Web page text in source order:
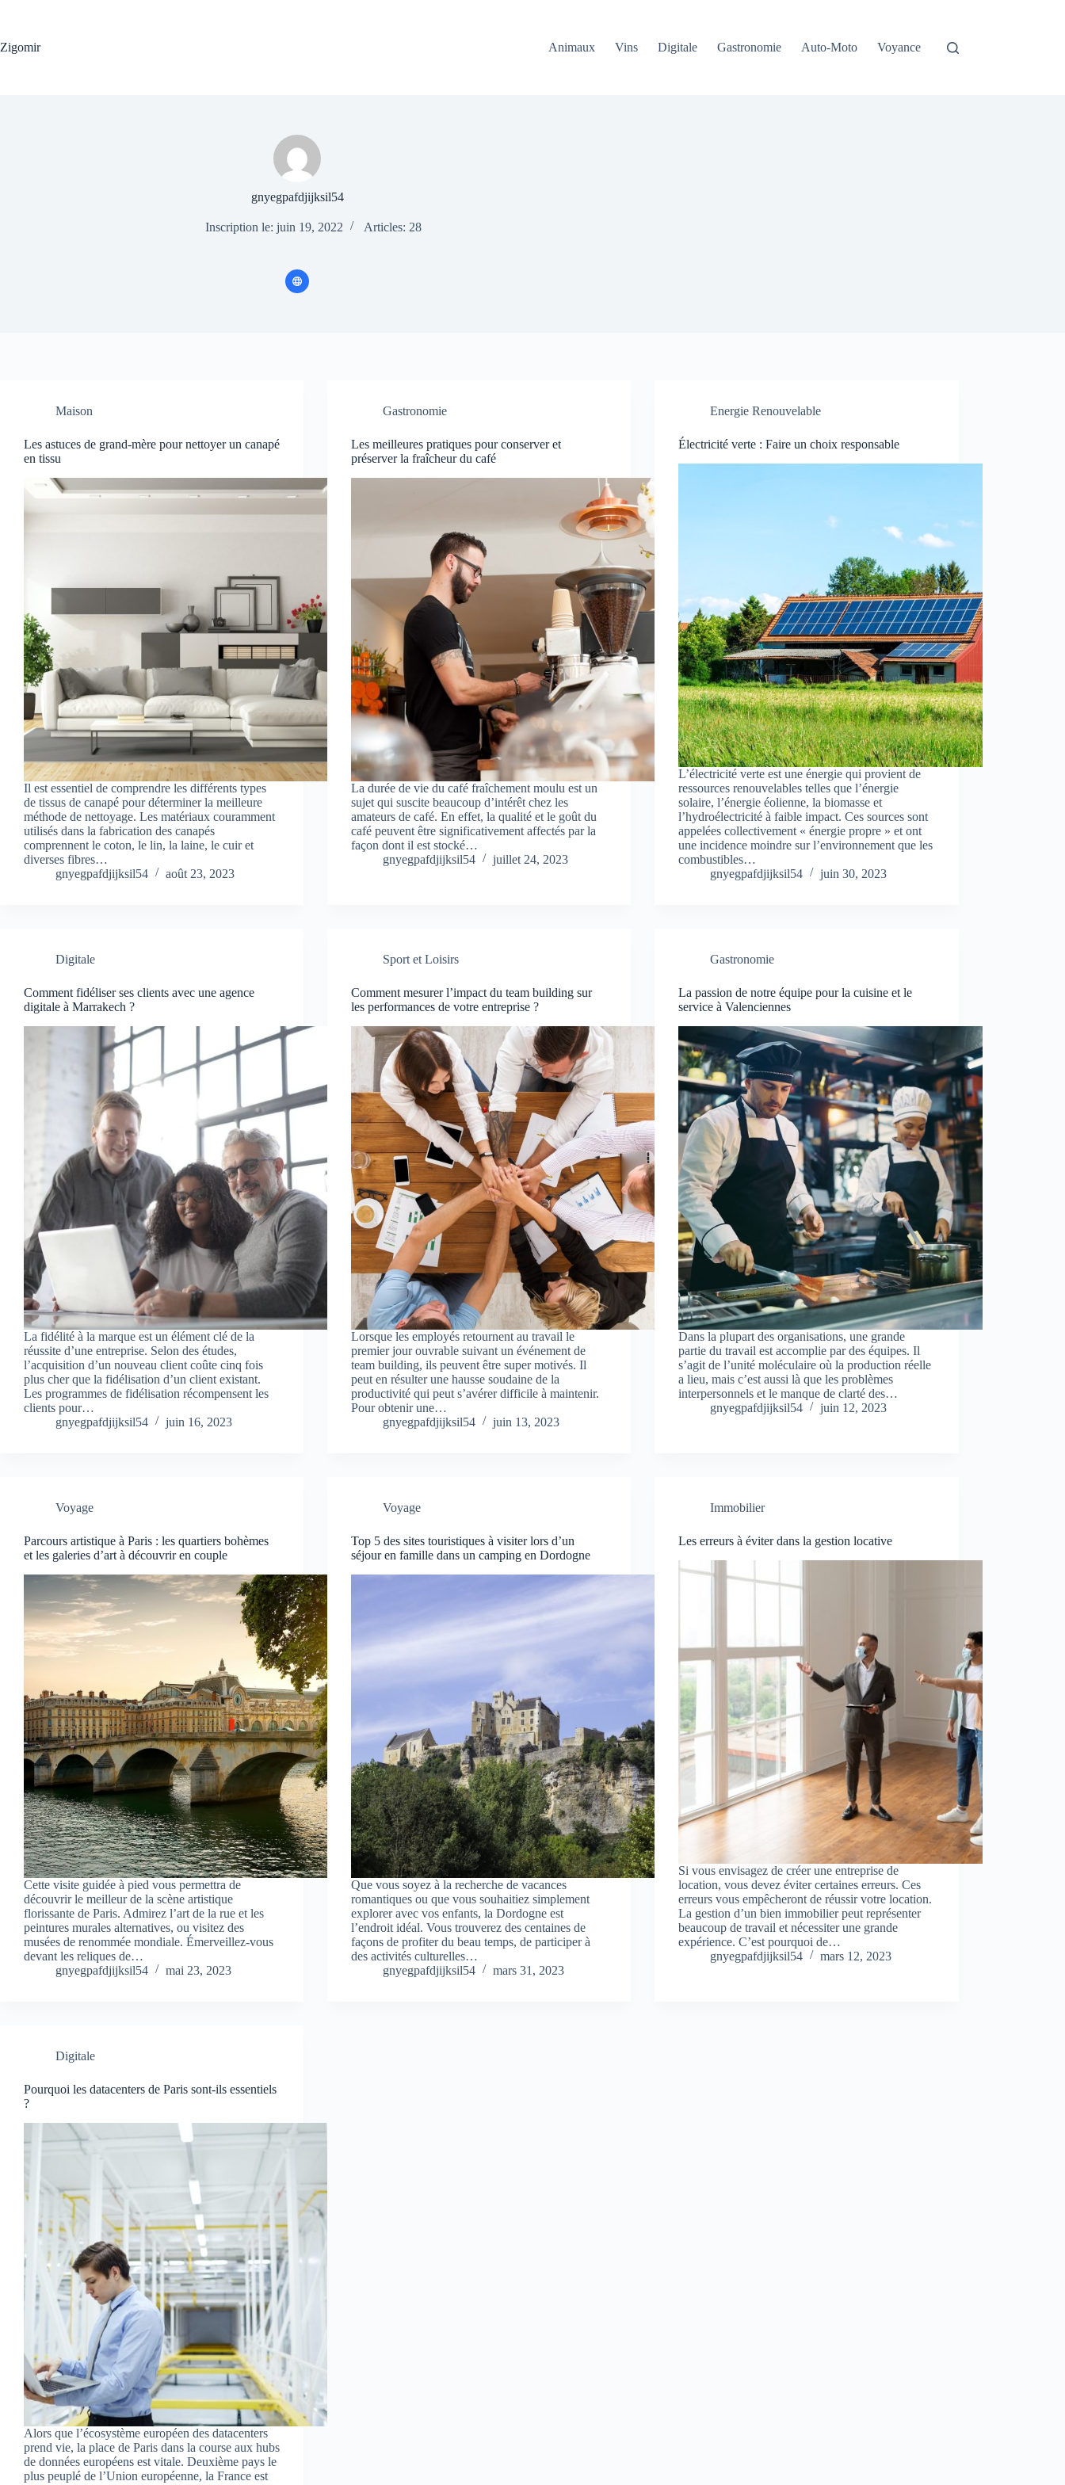
Zigomir
Animaux Vins Digitale Gastronomie Auto-Moto Voyance
gnyegpafdjijksil54
Inscription le: juin 19, 2022 Articles: 28
Maison
Les astuces de grand-mère pour nettoyer un canapé
en tissu
Il est essentiel de comprendre les différents types
de tissus de canapé pour déterminer la meilleure
méthode de nettoyage. Les matériaux couramment
utilisés dans la fabrication des canapés
comprennent le coton, le lin, la laine, le cuir et
diverses fibres…
gnyegpafdjijksil54
août 23, 2023
Gastronomie
Les meilleures pratiques pour conserver et
préserver la fraîcheur du café
La durée de vie du café fraîchement moulu est un
sujet qui suscite beaucoup d’intérêt chez les
amateurs de café. En effet, la qualité et le goût du
café peuvent être significativement affectés par la
façon dont il est stocké…
gnyegpafdjijksil54
juillet 24, 2023
Energie Renouvelable
Électricité verte : Faire un choix responsable
L’électricité verte est une énergie qui provient de
ressources renouvelables telles que l’énergie
solaire, l’énergie éolienne, la biomasse et
l’hydroélectricité à faible impact. Ces sources sont
appelées collectivement « énergie propre » et ont
une incidence moindre sur l’environnement que les
combustibles…
gnyegpafdjijksil54
juin 30, 2023
Digitale
Comment fidéliser ses clients avec une agence
digitale à Marrakech ?
La fidélité à la marque est un élément clé de la
réussite d’une entreprise. Selon des études,
l’acquisition d’un nouveau client coûte cinq fois
plus cher que la fidélisation d’un client existant.
Les programmes de fidélisation récompensent les
clients pour…
gnyegpafdjijksil54
juin 16, 2023
Sport et Loisirs
Comment mesurer l’impact du team building sur
les performances de votre entreprise ?
Lorsque les employés retournent au travail le
premier jour ouvrable suivant un événement de
team building, ils peuvent être super motivés. Il
peut en résulter une hausse soudaine de la
productivité qui peut s’avérer difficile à maintenir.
Pour obtenir une…
gnyegpafdjijksil54
juin 13, 2023
Gastronomie
La passion de notre équipe pour la cuisine et le
service à Valenciennes
Dans la plupart des organisations, une grande
partie du travail est accomplie par des équipes. Il
s’agit de l’unité moléculaire où la production réelle
a lieu, mais c’est aussi là que les problèmes
interpersonnels et le manque de clarté des…
gnyegpafdjijksil54
juin 12, 2023
Voyage
Parcours artistique à Paris : les quartiers bohèmes
et les galeries d’art à découvrir en couple
Cette visite guidée à pied vous permettra de
découvrir le meilleur de la scène artistique
florissante de Paris. Admirez l’art de la rue et les
peintures murales alternatives, ou visitez des
musées de renommée mondiale. Émerveillez-vous
devant les reliques de…
gnyegpafdjijksil54
mai 23, 2023
Voyage
Top 5 des sites touristiques à visiter lors d’un
séjour en famille dans un camping en Dordogne
Que vous soyez à la recherche de vacances
romantiques ou que vous souhaitiez simplement
explorer avec vos enfants, la Dordogne est
l’endroit idéal. Vous trouverez des centaines de
façons de profiter du beau temps, de participer à
des activités culturelles…
gnyegpafdjijksil54
mars 31, 2023
Immobilier
Les erreurs à éviter dans la gestion locative
Si vous envisagez de créer une entreprise de
location, vous devez éviter certaines erreurs. Ces
erreurs vous empêcheront de réussir votre location.
La gestion d’un bien immobilier peut représenter
beaucoup de travail et nécessiter une grande
expérience. C’est pourquoi de…
gnyegpafdjijksil54
mars 12, 2023
Digitale
Pourquoi les datacenters de Paris sont-ils essentiels
?
Alors que l’écosystème européen des datacenters
prend vie, la place de Paris dans la course aux hubs
de données européens est vitale. Deuxième pays le
plus peuplé de l’Union européenne, la France est